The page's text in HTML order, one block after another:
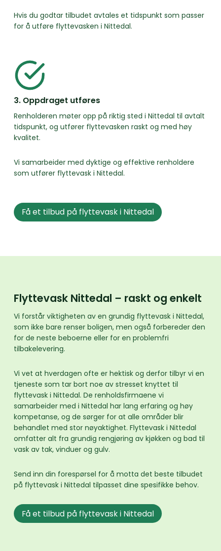
Hvis du godtar tilbudet avtales et tidspunkt som passer
for å utføre flyttevasken i Nittedal.
3. Oppdraget utføres
Renholderen møter opp på riktig sted i Nittedal til avtalt
tidspunkt, og utfører flyttevasken raskt og med høy
kvalitet.
Vi samarbeider med dyktige og effektive renholdere
som utfører flyttevask i Nittedal.
Få et tilbud på flyttevask i Nittedal
Flyttevask Nittedal – raskt og enkelt
Vi forstår viktigheten av en grundig flyttevask i Nittedal,
som ikke bare renser boligen, men også forbereder den
for de neste beboerne eller for en problemfri
tilbakelevering.
Vi vet at hverdagen ofte er hektisk og derfor tilbyr vi en
tjeneste som tar bort noe av stresset knyttet til
flyttevask i Nittedal. De renholdsfirmaene vi
samarbeider med i Nittedal har lang erfaring og høy
kompetanse, og de sørger for at alle områder blir
behandlet med stor nøyaktighet. Flyttevask i Nittedal
omfatter alt fra grundig rengjøring av kjøkken og bad til
vask av tak, vinduer og gulv.
Send inn din forespørsel for å motta det beste tilbudet
på flyttevask i Nittedal tilpasset dine spesifikke behov.
Få et tilbud på flyttevask i Nittedal